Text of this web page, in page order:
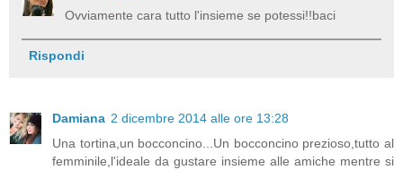
Ovviamente cara tutto l'insieme se potessi!!baci
Rispondi
Damiana 2 dicembre 2014 alle ore 13:28
Una tortina,un bocconcino...Un bocconcino prezioso,tutto al
femminile,l'ideale da gustare insieme alle amiche mentre si